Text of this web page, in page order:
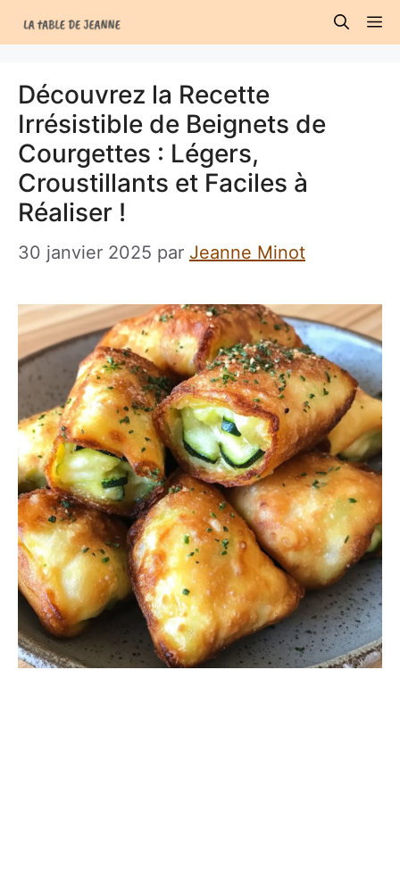
au
Découvrez la Recette
Irrésistible de Beignets de
Courgettes : Légers,
Croustillants et Faciles à
Réaliser !
30 janvier 2025 par Jeanne Minot